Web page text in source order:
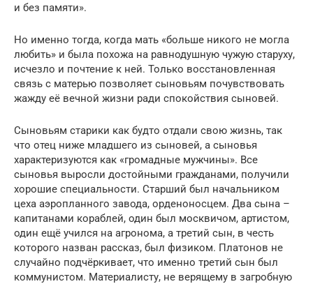
и без памяти».
Но именно тогда, когда мать «больше никого не могла
любить» и была похожа на равнодушную чужую старуху,
исчезло и почтение к ней. Только восстановленная
связь с матерью позволяет сыновьям почувствовать
жажду её вечной жизни ради спокойствия сыновей.
Сыновьям старики как будто отдали свою жизнь, так
что отец ниже младшего из сыновей, а сыновья
характеризуются как «громадные мужчины». Все
сыновья выросли достойными гражданами, получили
хорошие специальности. Старший был начальником
цеха аэропланного завода, орденоносцем. Два сына –
капитанами кораблей, один был москвичом, артистом,
один ещё учился на агронома, а третий сын, в честь
которого назван рассказ, был физиком. Платонов не
случайно подчёркивает, что именно третий сын был
коммунистом. Материалисту, не верящему в загробную